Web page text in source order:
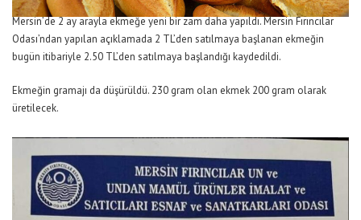
Mersin’de 2 ay arayla ekmeğe yeni bir zam daha yapıldı. Mersin Fırıncılar
Odası’ndan yapılan açıklamada 2 TL’den satılmaya başlanan ekmeğin
bugün itibariyle 2.50 TL’den satılmaya başlandığı kaydedildi.
Ekmeğin gramajı da düşürüldü. 230 gram olan ekmek 200 gram olarak
üretilecek.